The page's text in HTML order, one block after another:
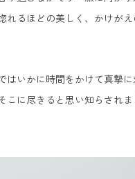
れるほどの美しく、かけが
はいかに時間をかけて真摯に
こに尽きると思い知らされま